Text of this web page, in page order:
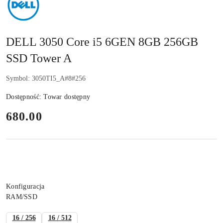
DELL
DELL 3050 Core i5 6GEN 8GB 256GB
SSD Tower A
Symbol: 3050TI5_A#8#256
Dostępność:Towar dostępny
cena:
680.00
Wariant
Konfiguracja
RAM/SSD
16 / 256 16 / 512